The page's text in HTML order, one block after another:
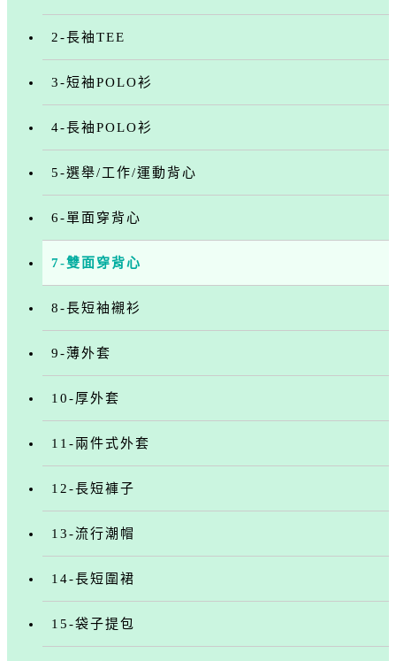
2-長袖TEE
3-短袖POLO衫
4-長袖POLO衫
5-選舉/工作/運動背心
6-單面穿背心
7-雙面穿背心
8-長短袖襯衫
9-薄外套
10-厚外套
11-兩件式外套
12-長短褲子
13-流行潮帽
14-長短圍裙
15-袋子提包